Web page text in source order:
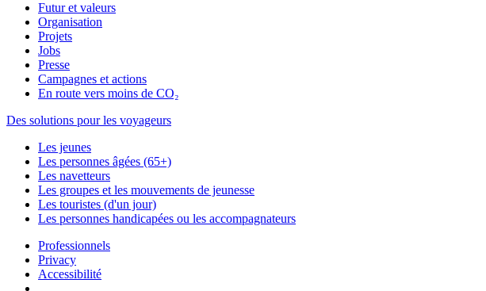
Futur et valeurs
Organisation
Projets
Jobs
Presse
Campagnes et actions
En route vers moins de CO₂
Des solutions pour les voyageurs
Les jeunes
Les personnes âgées (65+)
Les navetteurs
Les groupes et les mouvements de jeunesse
Les touristes (d'un jour)
Les personnes handicapées ou les accompagnateurs
Professionnels
Privacy
Accessibilité